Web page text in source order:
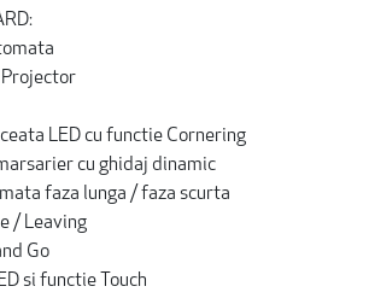
Projector
LED cu functie Cornering
cu ghidaj dinamic
faza lunga / faza scurta
/ Leaving
Go
si functie Touch